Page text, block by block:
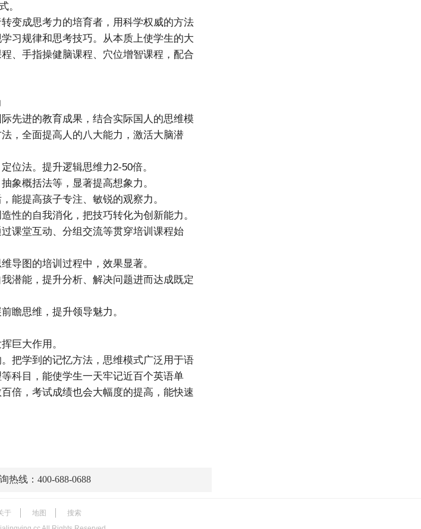
。
变成思考力的培育者，用科学权威的方法
习规律和思考技巧。从本质上使学生的大
、手指操健脑课程、穴位增智课程，配合
先进的教育成果，结合实际国人的思维模
，全面提高人的八大能力，激活大脑潜
位法。提升逻辑思维力2-50倍。
象概括法等，显著提高想象力。
能提高孩子专注、敏锐的观察力。
性的自我消化，把技巧转化为创新能力。
课堂互动、分组交流等贯穿培训课程始
导图的培训过程中，效果显著。
潜能，提升分析、解决问题进而达成既定
瞻思维，提升领导魅力。
巨大作用。
把学到的记忆方法，思维模式广泛用于语
科目，能使学生一天牢记近百个英语单
倍，考试成绩也会大幅度的提高，能快速
热线：400-688-0688
于 地图
搜索